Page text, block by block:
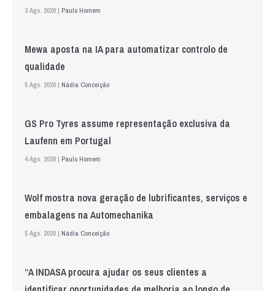
3 Ago. 2026 | Paulo Homem
Mewa aposta na IA para automatizar controlo de
qualidade
5 Ago. 2026 | Nádia Conceição
GS Pro Tyres assume representação exclusiva da
Laufenn em Portugal
4 Ago. 2026 | Paulo Homem
Wolf mostra nova geração de lubrificantes, serviços e
embalagens na Automechanika
5 Ago. 2026 | Nádia Conceição
“A INDASA procura ajudar os seus clientes a